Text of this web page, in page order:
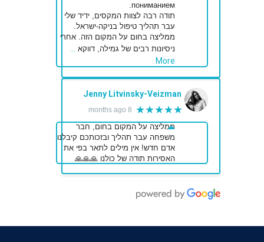
пониманием.
תודה רבה לצוות המקסים, ידיד שלי
עבר תהליך טיפול בניקה-ישראל.
ממליצה בחום על המקום הזה. אחרי
ניסיונות רבים של גמילה, דווקא …
More
Jenny Litvinsky-Veizman
★★★★★
8 months ago
ממליצה על המקום בחום, חבר
משפחה עבר תהליך ובזכותכם קיבלנו
אדם חדש! אין מילים לתאר בפי את
האסירות תודה של כולנו 🙏🙏🙏